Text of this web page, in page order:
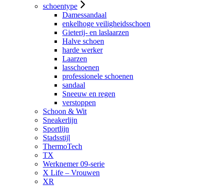
schoentype
Damessandaal
enkelhoge veiligheidsschoen
Gieterij- en laslaarzen
Halve schoen
harde werker
Laarzen
lasschoenen
professionele schoenen
sandaal
Sneeuw en regen
verstoppen
Schoon & Wit
Sneakerlijn
Sportlijn
Stadsstijl
ThermoTech
TX
Werknemer 09-serie
X Life – Vrouwen
XR